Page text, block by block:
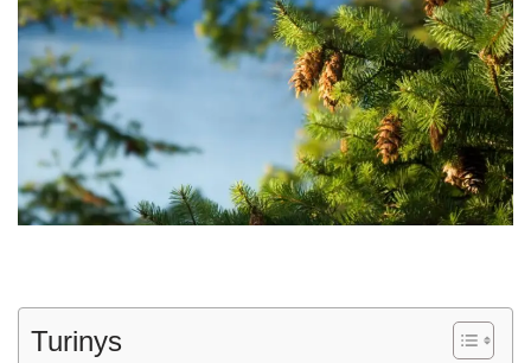
Turinys